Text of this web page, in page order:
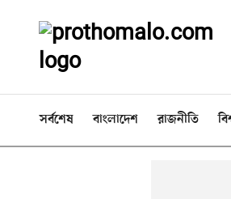
সর্বশেষ বাংলাদেশ রাজনীতি